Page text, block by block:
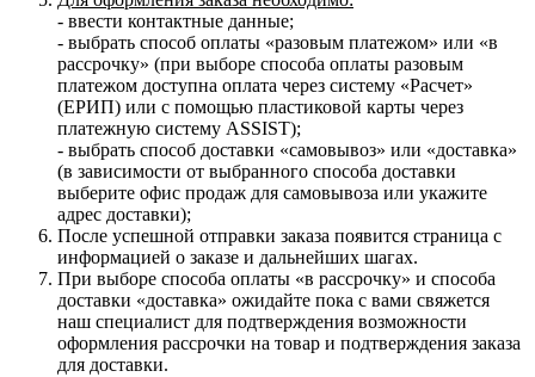
- ввести контактные данные;
- выбрать способ оплаты «разовым платежом» или «в
рассрочку» (при выборе способа оплаты разовым
платежом доступна оплата через систему «Расчет»
(ЕРИП) или с помощью пластиковой карты через
платежную систему ASSIST);
- выбрать способ доставки «самовывоз» или «доставка»
(в зависимости от выбранного способа доставки
выберите офис продаж для самовывоза или укажите
адрес доставки);
После успешной отправки заказа появится страница с
информацией о заказе и дальнейших шагах.
При выборе способа оплаты «в рассрочку» и способа
доставки «доставка» ожидайте пока с вами свяжется
наш специалист для подтверждения возможности
оформления рассрочки на товар и подтверждения заказа
для доставки.